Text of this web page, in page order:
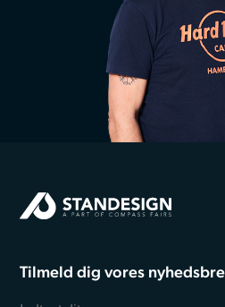
Tilmeld dig vores